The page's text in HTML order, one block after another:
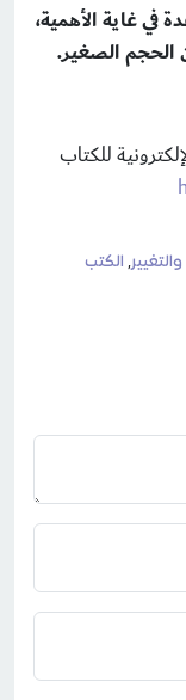
غاية الأهمية،
للكتاب
, الكتب